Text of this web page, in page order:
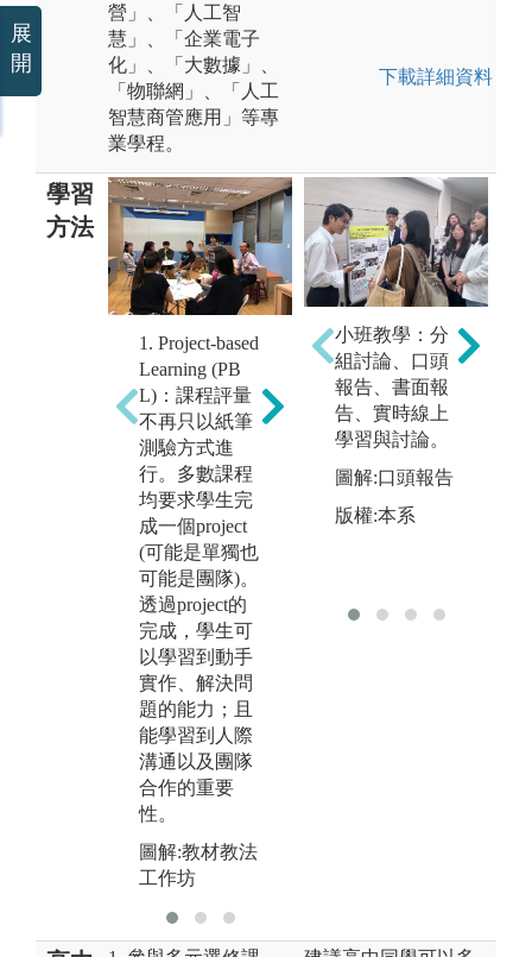
營」、「人工智
慧」、「企業電子
化」、「大數據」、
「物聯網」、「人工
智慧商管應用」等專
業學程。
下載詳細資料
學習
方法
1. Project-based
Learning (PB
L)：課程評量
不再只以紙筆
測驗方式進
行。多數課程
均要求學生完
成一個project
(可能是單獨也
可能是團隊)。
透過project的
完成，學生可
以學習到動手
實作、解決問
題的能力；且
能學習到人際
溝通以及團隊
合作的重要
性。
圖解:教材教法
工作坊
2. 業師協同教
學：專業課程
多為職場導向
實務課程，聘
請業界人士到
課，讓學生能
掌握產業界最
小班教學：分
組討論、口頭
報告、書面報
告、實時線上
學習與討論。
圖解:口頭報告
版權:本系
展
開